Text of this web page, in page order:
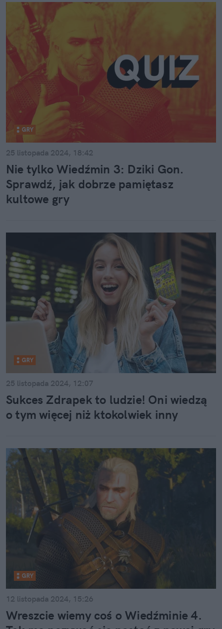
GRY
25 listopada 2024, 18:42
Nie tylko Wiedźmin 3: Dziki Gon.
Sprawdź, jak dobrze pamiętasz
kultowe gry
GRY
25 listopada 2024, 12:07
Sukces Zdrapek to ludzie! Oni wiedzą
o tym więcej niż ktokolwiek inny
GRY
12 listopada 2024, 15:26
Wreszcie wiemy coś o Wiedźminie 4.